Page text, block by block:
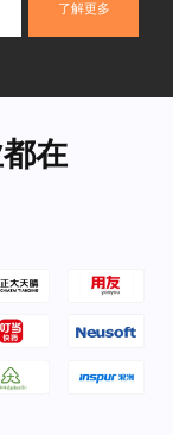
了解更多
在